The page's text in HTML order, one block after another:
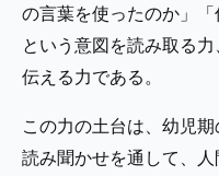
の言葉を使ったのか」「
という意図を読み取る
伝える力である。
この力の土台は、幼児
読み聞かせを通して、